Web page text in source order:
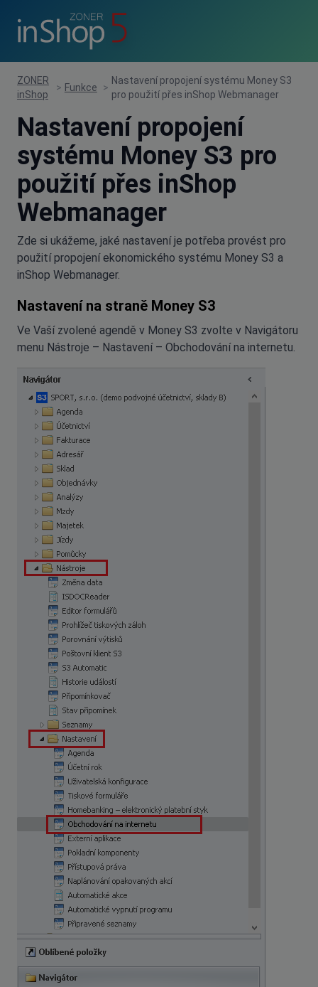
ZONER
inShop
> Funkce >
Nastavení propojení systému Money S3
pro použití přes inShop Webmanager
Nastavení propojení
systému Money S3 pro
použití přes inShop
Webmanager
Zde si ukážeme, jaké nastavení je potřeba provést pro
použití propojení ekonomického systému Money S3 a
inShop Webmanager.
Nastavení na straně Money S3
Ve Vaší zvolené agendě v Money S3 zvolte v Navigátoru
menu Nástroje – Nastavení – Obchodování na internetu.